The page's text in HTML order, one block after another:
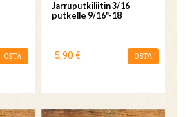
OSTA
Jarruputkiliitin 3/16
putkelle 9/16"-18
5,90 € OSTA